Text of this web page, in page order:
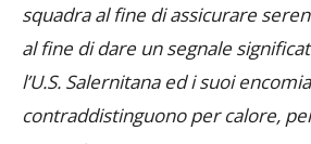
squadra al fine di assicurare
al fine di dare un segnale
l’U.S. Salernitana ed i suoi
contraddistinguono per calore,